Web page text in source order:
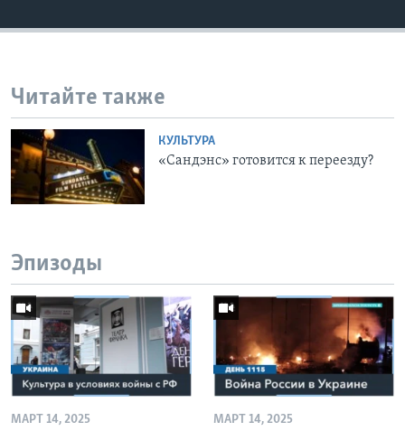
Читайте также
КУЛЬТУРА
«Сандэнс» готовится к переезду?
Эпизоды
МАРТ 14, 2025 МАРТ 14, 2025